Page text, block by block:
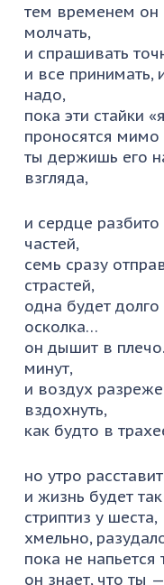
тем временем он
молчать,
и спрашивать
и все принимать,
надо,
пока эти стайки
проносятся
ты держишь его
взгляда,
и сердце
частей,
семь сразу
страстей,
одна будет долго
осколка…
он дышит в
минут,
и воздух
вздохнуть,
как будто в
но утро
и жизнь будет
стриптиз у шеста,
хмельно,
пока не
он знает, что ты